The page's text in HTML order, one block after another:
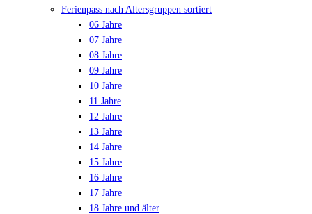
Ferienpass nach Altersgruppen sortiert
06 Jahre
07 Jahre
08 Jahre
09 Jahre
10 Jahre
11 Jahre
12 Jahre
13 Jahre
14 Jahre
15 Jahre
16 Jahre
17 Jahre
18 Jahre und älter